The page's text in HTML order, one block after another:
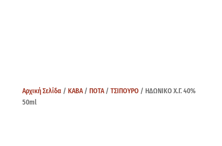
Αρχική Σελίδα / ΚΑΒΑ/ ΠΟΤΑ/ ΤΣΙΠΟΥΡΟ/ ΗΔΩΝΙΚΟ Χ.Γ. 40%
50ml